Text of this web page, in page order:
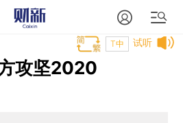
试听
T中
攻坚2020